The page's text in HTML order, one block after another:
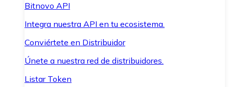
Bitnovo API
Integra nuestra API en tu ecosistema.
Conviértete en Distribuidor
Únete a nuestra red de distribuidores.
Listar Token